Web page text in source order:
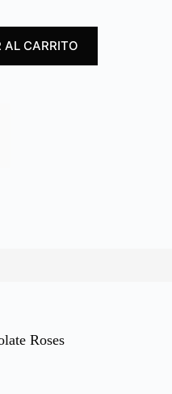
AL CARRITO
Roses